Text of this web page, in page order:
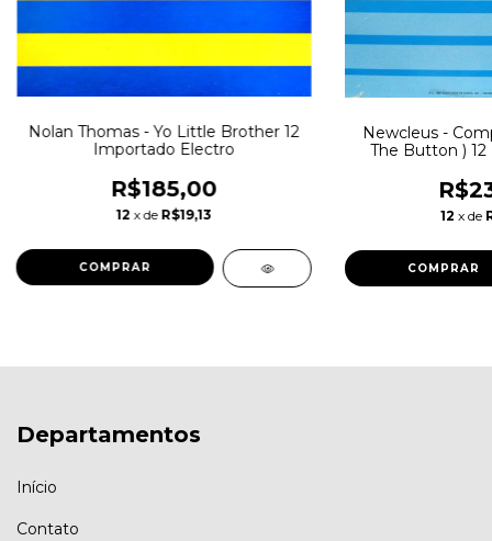
Nolan Thomas - Yo Little Brother 12
Importado Electro
R$185,00
12 x de R$19,13
Newcleus -
The Button )
12 x de
Departamentos
Início
Contato